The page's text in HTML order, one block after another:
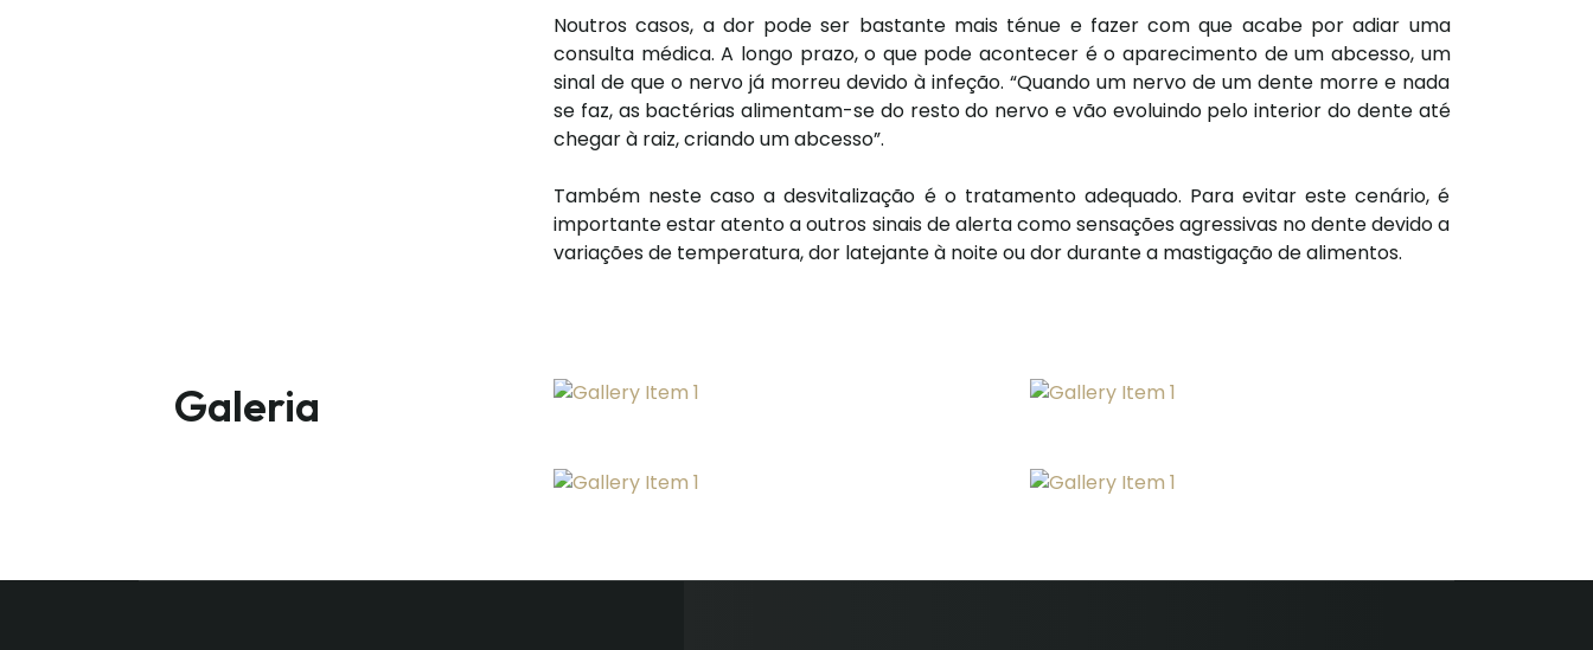
Noutros casos, a dor pode ser bastante mais ténue e fazer com que acabe por adiar uma
consulta médica. A longo prazo, o que pode acontecer é o aparecimento de um abcesso, um
sinal de que o nervo já morreu devido à infeção. “Quando um nervo de um dente morre e nada
se faz, as bactérias alimentam-se do resto do nervo e vão evoluindo pelo interior do dente até
chegar à raiz, criando um abcesso”.
Também neste caso a desvitalização é o tratamento adequado. Para evitar este cenário, é
importante estar atento a outros sinais de alerta como sensações agressivas no dente devido a
variações de temperatura, dor latejante à noite ou dor durante a mastigação de alimentos.
Galeria